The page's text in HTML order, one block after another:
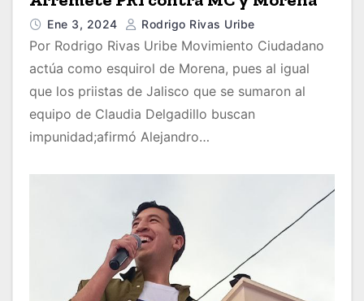
Ene 3, 2024 Rodrigo Rivas Uribe
Por Rodrigo Rivas Uribe Movimiento Ciudadano
actúa como esquirol de Morena, pues al igual
que los priistas de Jalisco que se sumaron al
equipo de Claudia Delgadillo buscan
impunidad;afirmó Alejandro…